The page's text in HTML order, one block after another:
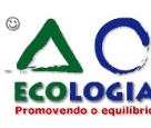
para
conteúdo